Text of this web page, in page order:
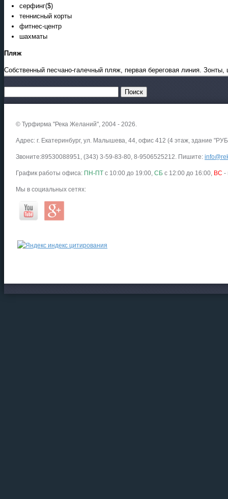
серфинг($)
теннисный корты
фитнес-центр
шахматы
Пляж
Собственный песчано-галечный пляж, первая береговая линия.
© Турфирма "Река Желаний", 2004 - 2026.
Адрес: г. Екатеринбург, ул. Малышева, 44, офис 412 (4 этаж, здание
Звоните:89530088951, (343) 3-59-83-80, 8-9506525212. Пишите:
График работы офиса: ПН-ПТ с 10:00 до 19:00, СБ с 12:00 до 16:00, ВС -
Мы в социальных сетях: